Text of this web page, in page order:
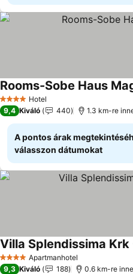
4 KategóriaHotel
Rooms-Sobe Haus
9,4 Kiváló 440 1.3 km-re
A pontos árak
válasszon dátumokat
4 KategóriaApartmanhotel
Villa Splendissima
9,3 Kiváló 188 0.6 km-re